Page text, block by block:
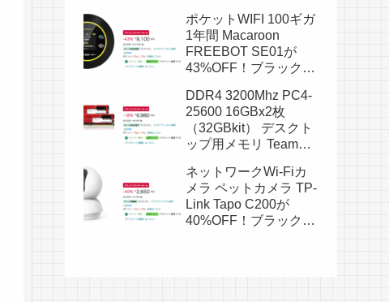
ポケットWIFI 100ギガ
1年間 Macaroon
FREEBOT SE01が
43%OFF！ブラックフ
円！
DDR4 3200Mhz PC4-
25600 16GBx2枚
（32GBkit） デスクト
ップ用メモリ Team
18%OFF！ブラックフ
ライデー特価6,980
円！
ネットワークWi-Fiカ
メラ ペットカメラ TP-
Link Tapo C200が
40%OFF！ブラックフ